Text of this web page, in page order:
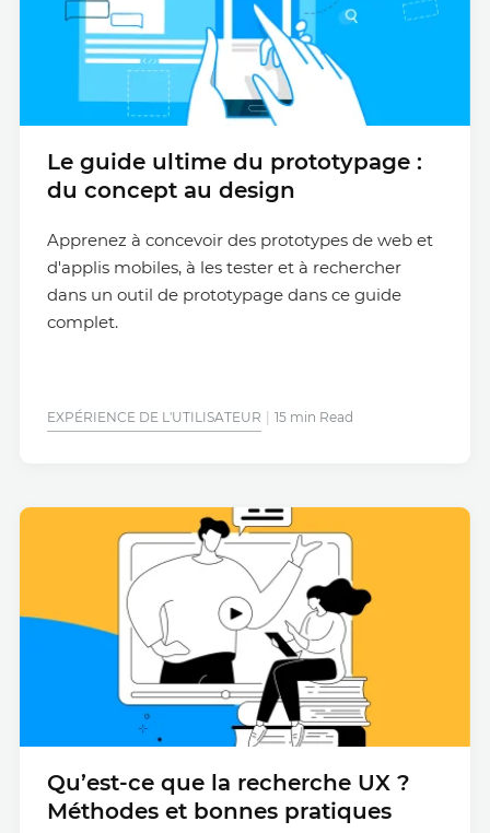
Le guide ultime du prototypage :
du concept au design
Apprenez à concevoir des prototypes de web et
d'applis mobiles, à les tester et à rechercher
dans un outil de prototypage dans ce guide
complet.
EXPÉRIENCE DE L'UTILISATEUR 15 min Read
Qu’est-ce que la recherche UX ?
Méthodes et bonnes pratiques